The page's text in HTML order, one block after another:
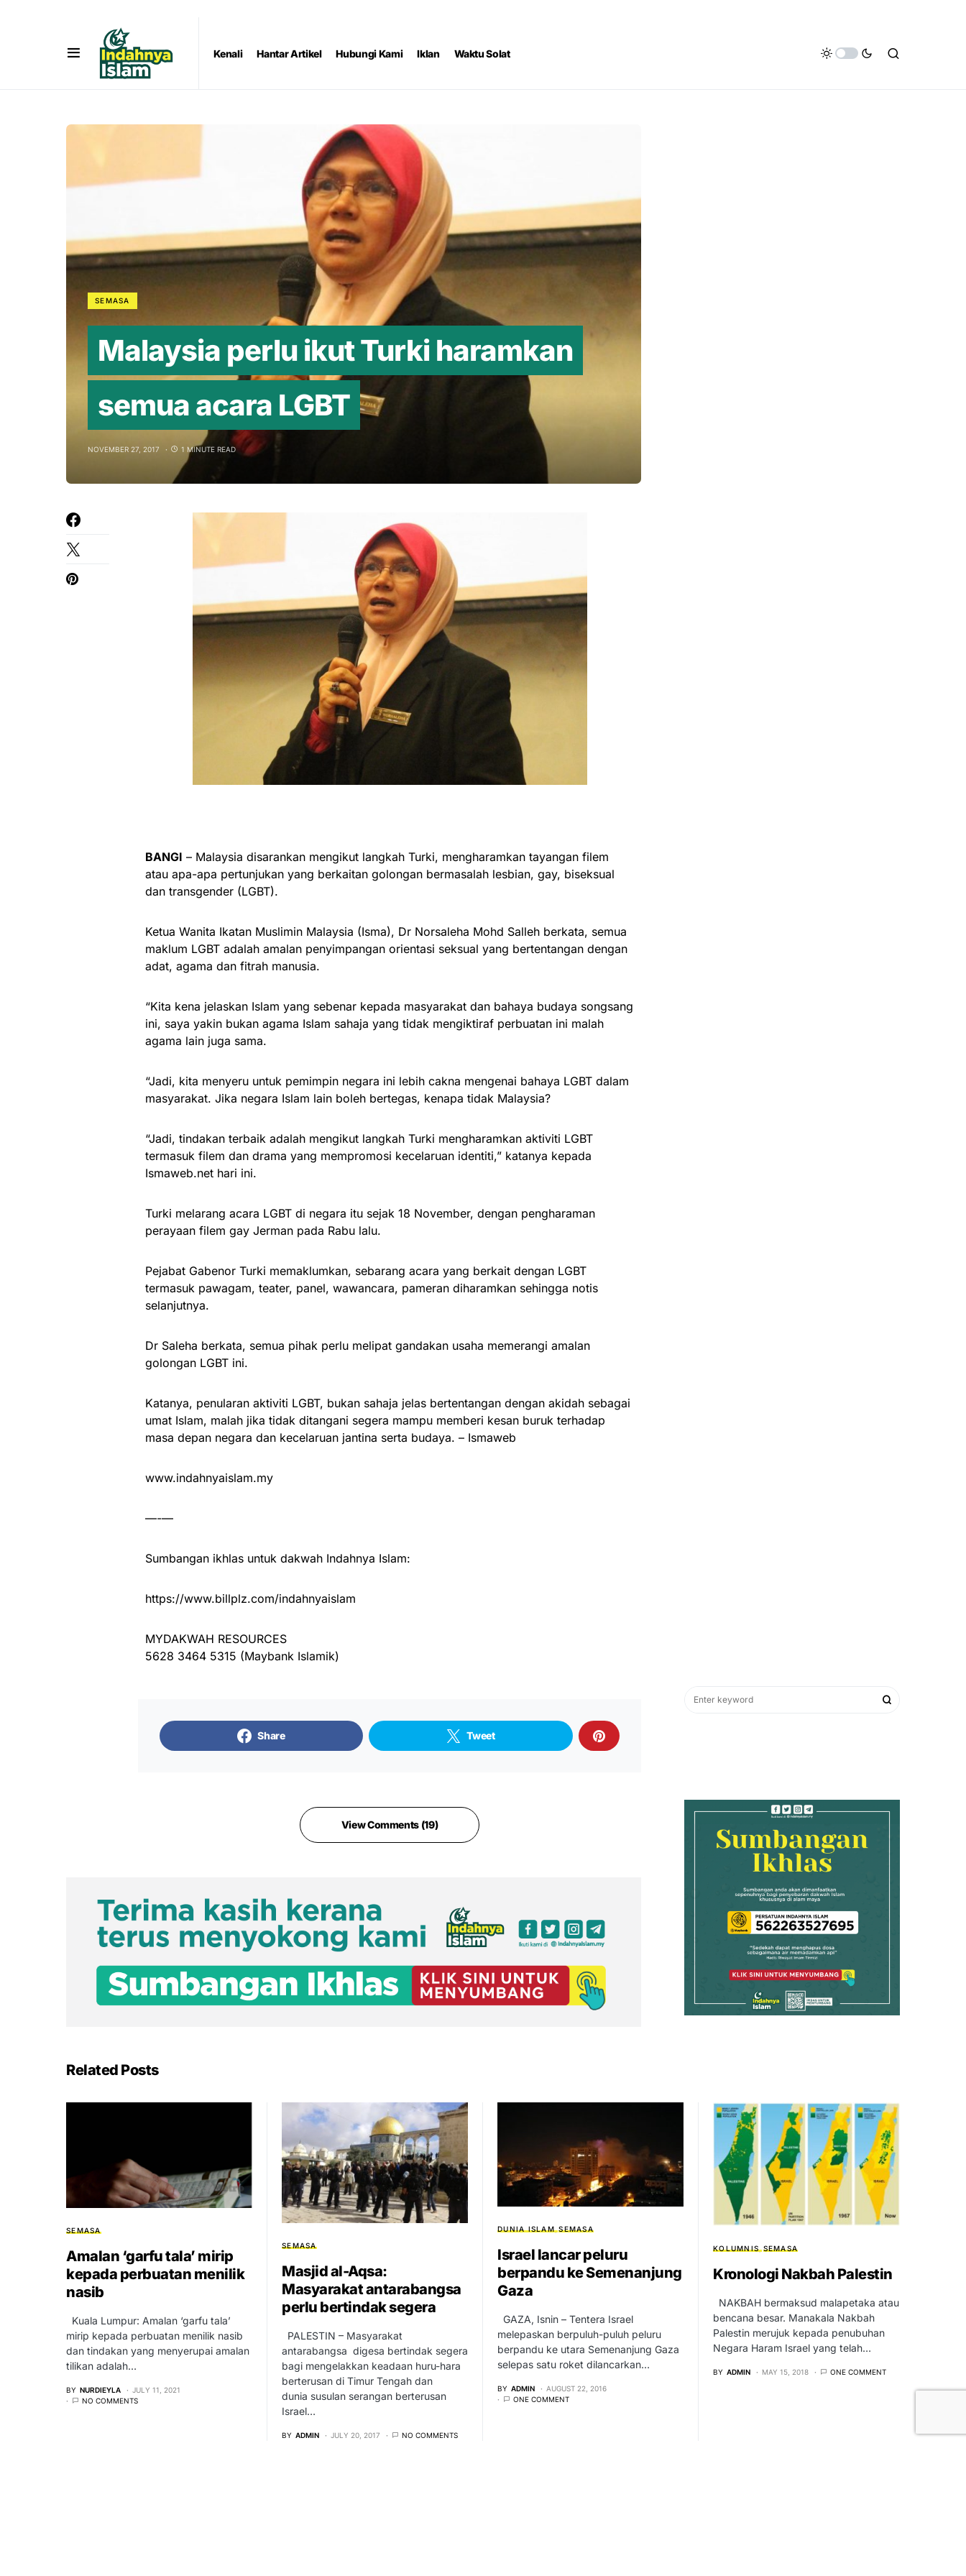
Kenali Hantar Artikel Hubungi Kami Iklan Waktu Solat
SEMASA
Malaysia perlu ikut Turki haramkan
semua acara LGBT
NOVEMBER 27, 2017 1 MINUTE READ
BANGI – Malaysia disarankan mengikut langkah Turki, mengharamkan tayangan filem
atau apa-apa pertunjukan yang berkaitan golongan bermasalah lesbian, gay, biseksual
dan transgender (LGBT).
Ketua Wanita Ikatan Muslimin Malaysia (Isma), Dr Norsaleha Mohd Salleh berkata, semua
maklum LGBT adalah amalan penyimpangan orientasi seksual yang bertentangan dengan
adat, agama dan fitrah manusia.
“Kita kena jelaskan Islam yang sebenar kepada masyarakat dan bahaya budaya songsang
ini, saya yakin bukan agama Islam sahaja yang tidak mengiktiraf perbuatan ini malah
agama lain juga sama.
“Jadi, kita menyeru untuk pemimpin negara ini lebih cakna mengenai bahaya LGBT dalam
masyarakat. Jika negara Islam lain boleh bertegas, kenapa tidak Malaysia?
“Jadi, tindakan terbaik adalah mengikut langkah Turki mengharamkan aktiviti LGBT
termasuk filem dan drama yang mempromosi kecelaruan identiti,” katanya kepada
Ismaweb.net hari ini.
Turki melarang acara LGBT di negara itu sejak 18 November, dengan pengharaman
perayaan filem gay Jerman pada Rabu lalu.
Pejabat Gabenor Turki memaklumkan, sebarang acara yang berkait dengan LGBT
termasuk pawagam, teater, panel, wawancara, pameran diharamkan sehingga notis
selanjutnya.
Dr Saleha berkata, semua pihak perlu melipat gandakan usaha memerangi amalan
golongan LGBT ini.
Katanya, penularan aktiviti LGBT, bukan sahaja jelas bertentangan dengan akidah sebagai
umat Islam, malah jika tidak ditangani segera mampu memberi kesan buruk terhadap
masa depan negara dan kecelaruan jantina serta budaya. – Ismaweb
www.indahnyaislam.my
—-—
Sumbangan ikhlas untuk dakwah Indahnya Islam:
https://www.billplz.com/indahnyaislam
MYDAKWAH RESOURCES
5628 3464 5315 (Maybank Islamik)
Share Tweet
View Comments (19)
Related Posts
SEMASA
Amalan ‘garfu tala’ mirip
kepada perbuatan menilik
nasib
Kuala Lumpur: Amalan ‘garfu tala’
mirip kepada perbuatan menilik nasib
dan tindakan yang menyerupai amalan
tilikan adalah…
BY NURDIEYLA
JULY 11, 2021
NO COMMENTS
SEMASA
Masjid al-Aqsa:
Masyarakat antarabangsa
perlu bertindak segera
PALESTIN – Masyarakat
antarabangsa digesa bertindak segera
bagi mengelakkan keadaan huru-hara
berterusan di Timur Tengah dan
dunia susulan serangan berterusan
Israel…
BY ADMIN JULY 20, 2017 NO COMMENTS
DUNIA ISLAM SEMASA
Israel lancar peluru
berpandu ke Semenanjung
Gaza
GAZA, Isnin – Tentera Israel
melepaskan berpuluh-puluh peluru
berpandu ke utara Semenanjung Gaza
selepas satu roket dilancarkan…
BY ADMIN
AUGUST 22, 2016
ONE COMMENT
KOLUMNIS SEMASA
Kronologi Nakbah Palestin
NAKBAH bermaksud malapetaka atau
bencana besar. Manakala Nakbah
Palestin merujuk kepada penubuhan
Negara Haram Israel yang telah…
BY ADMIN MAY 15, 2018 ONE COMMENT